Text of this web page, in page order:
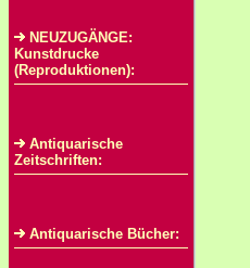
NEUZUGÄNGE:
Kunstdrucke
(Reproduktionen):
Antiquarische
Zeitschriften:
Antiquarische Bücher: